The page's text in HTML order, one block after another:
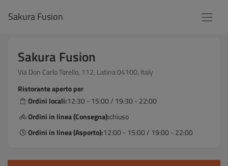
Sakura Fusion
Sakura Fusion
Via Don Carlo Torello, 112, Latina 04100, Italy
Ristorante aperto per
Ordini locali:12:30 - 15:00 / 19:30 - 22:00
Ordini in linea (Consegna):chiuso
Ordini in linea (Asporto):12:00 - 15:00 / 19:00 - 22:00